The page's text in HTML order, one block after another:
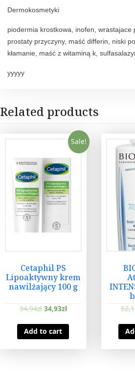
Dermokosmetyki
piodermia krostkowa, inofen,
prostaty przyczyny, maść differin, niski
kłamanie, maść z witaminą k,
yyyyy
Related products
Sale!
Cetaphil PS
Lipoaktywny krem
nawilżający 100 g
34,94zł 34,93zł
Add to cart